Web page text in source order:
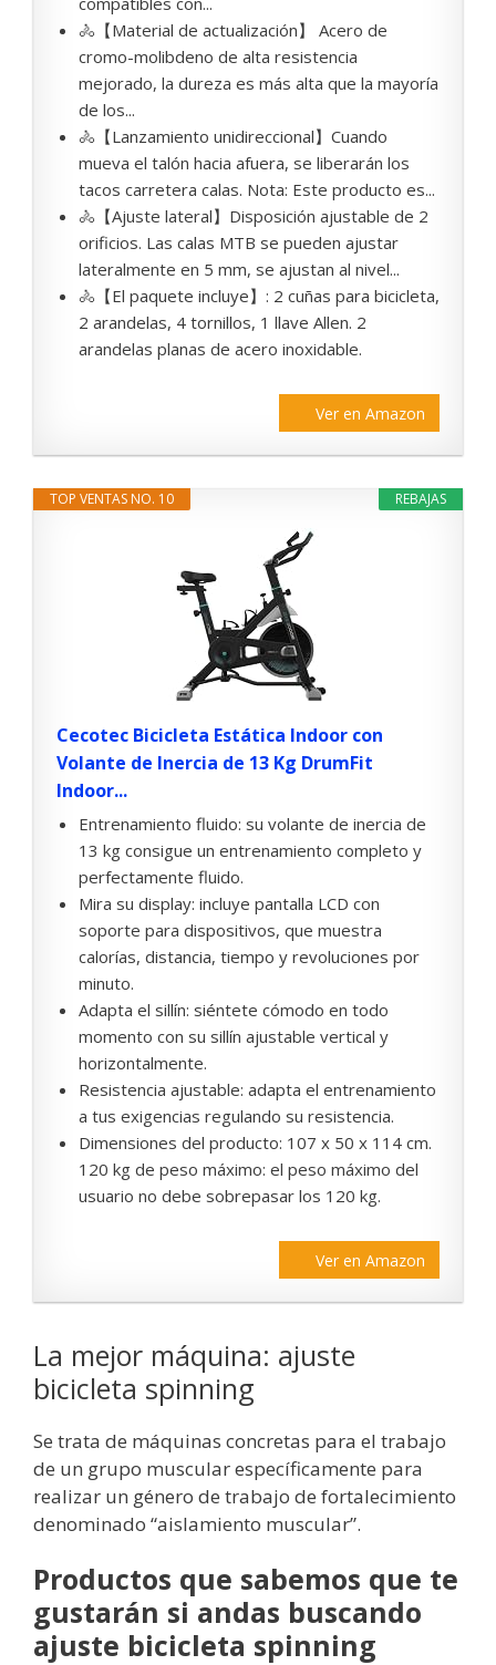
🚴【Material de actualización】 Acero de
cromo-molibdeno de alta resistencia
mejorado, la dureza es más alta que la mayoría
de los...
🚴【Lanzamiento unidireccional】Cuando
mueva el talón hacia afuera, se liberarán los
tacos carretera calas. Nota: Este producto es...
🚴【Ajuste lateral】Disposición ajustable de 2
orificios. Las calas MTB se pueden ajustar
lateralmente en 5 mm, se ajustan al nivel...
🚴【El paquete incluye】: 2 cuñas para bicicleta,
2 arandelas, 4 tornillos, 1 llave Allen. 2
arandelas planas de acero inoxidable.
Ver en Amazon
REBAJAS
TOP VENTAS NO. 10
Cecotec Bicicleta Estática Indoor con
Volante de Inercia de 13 Kg DrumFit
Indoor...
Entrenamiento fluido: su volante de inercia de
13 kg consigue un entrenamiento completo y
perfectamente fluido.
Mira su display: incluye pantalla LCD con
soporte para dispositivos, que muestra
calorías, distancia, tiempo y revoluciones por
minuto.
Adapta el sillín: siéntete cómodo en todo
momento con su sillín ajustable vertical y
horizontalmente.
Resistencia ajustable: adapta el entrenamiento
a tus exigencias regulando su resistencia.
Dimensiones del producto: 107 x 50 x 114 cm.
120 kg de peso máximo: el peso máximo del
usuario no debe sobrepasar los 120 kg.
Ver en Amazon
La mejor máquina: ajuste
bicicleta spinning
Se trata de máquinas concretas para el trabajo
de un grupo muscular específicamente para
realizar un género de trabajo de fortalecimiento
denominado “aislamiento muscular”.
Productos que sabemos que te
gustarán si andas buscando
ajuste bicicleta spinning